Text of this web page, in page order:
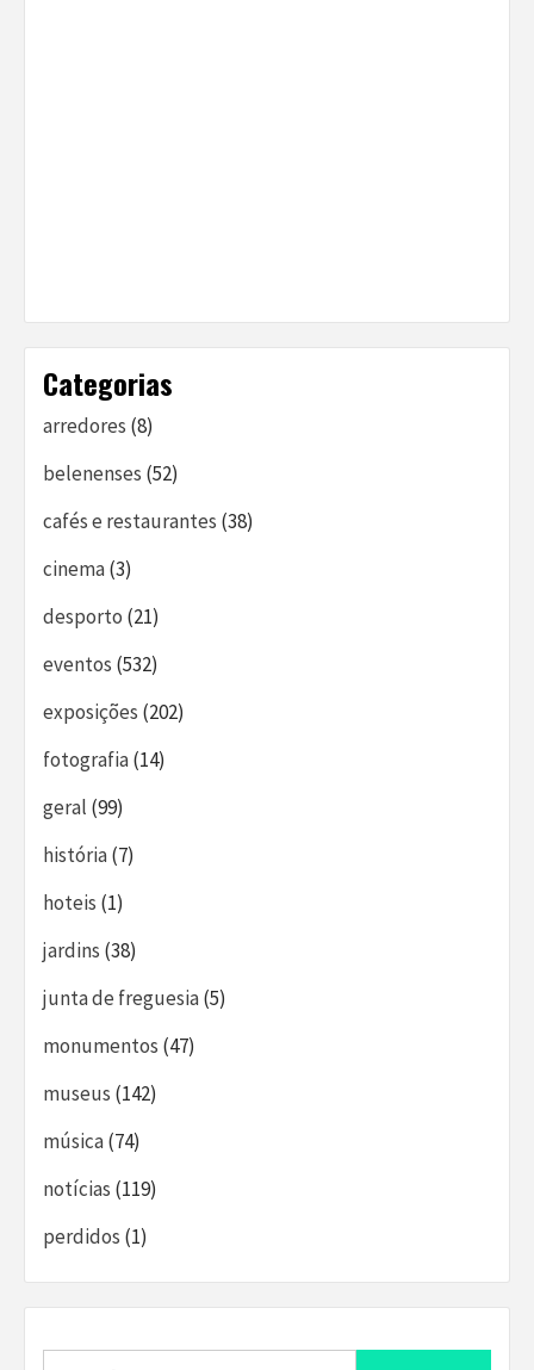
Categorias
arredores (8)
belenenses (52)
cafés e restaurantes (38)
cinema(3)
desporto (21)
eventos (532)
exposições (202)
fotografia(14)
geral (99)
história(7)
hoteis (1)
jardins (38)
junta de freguesia(5)
monumentos (47)
museus (142)
música(74)
notícias (119)
perdidos (1)